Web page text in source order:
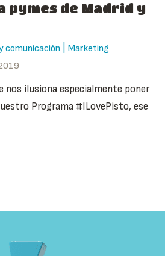
pymes de Madrid y
comunicación
Marketing
nos ilusiona especialmente poner
Programa #ILovePisto, ese